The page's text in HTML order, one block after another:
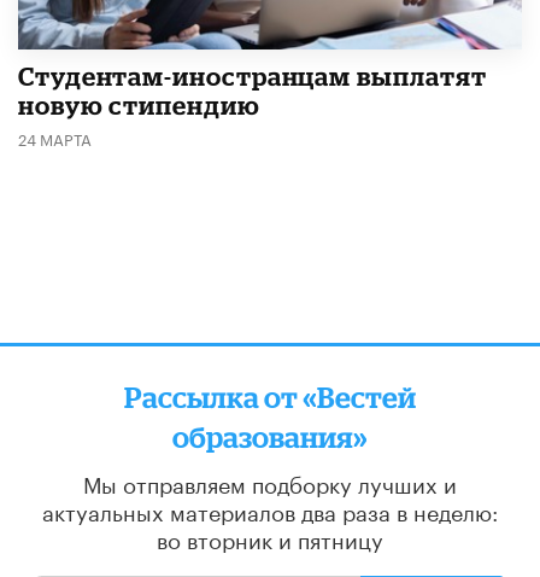
Студентам-иностранцам выплатят
новую стипендию
24 МАРТА
Рассылка от «Вестей
образования»
Мы отправляем подборку лучших и
актуальных материалов два раза в неделю:
во вторник и пятницу